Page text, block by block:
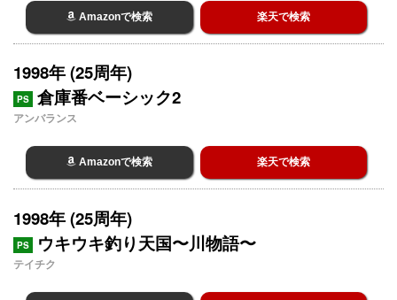
Amazonで検索 楽天で検索
1998年 (25周年)
PS 倉庫番ベーシック2
アンバランス
Amazonで検索 楽天で検索
1998年 (25周年)
PS ウキウキ釣り天国〜川物語〜
テイチク